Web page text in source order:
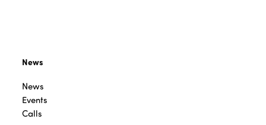
News
News
Events
Calls